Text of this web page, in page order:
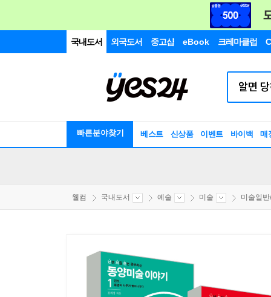
국내도서 외국도서 중고샵 eBook 크레마클럽
빠른분야찾기 베스트 신상품 이벤트 바이백 매
웰컴 국내도서 예술 미술 미술일